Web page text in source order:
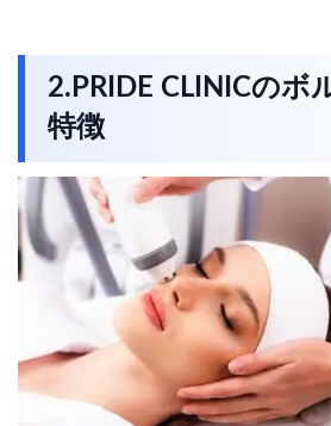
2.PRIDE CLINICのボ
特徴